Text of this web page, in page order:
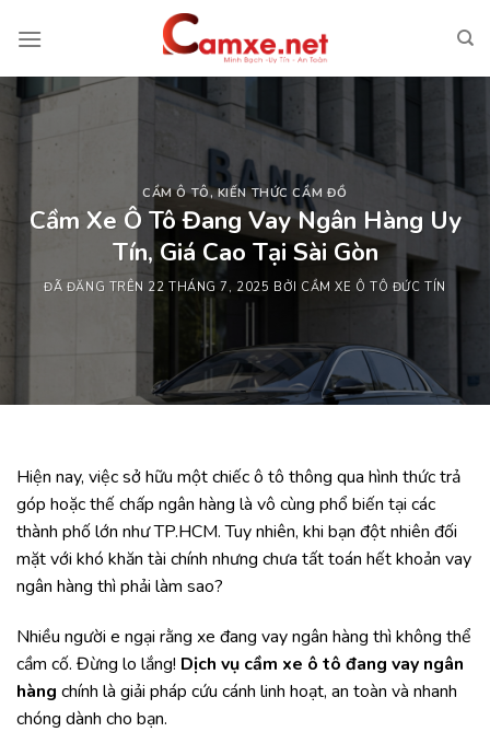
đến
dung
CẦM Ô TÔ,KIẾN THỨC CẦM ĐỒ
Cầm Xe Ô Tô Đang Vay Ngân Hàng Uy
Tín, Giá Cao Tại Sài Gòn
ĐÃ ĐĂNG TRÊN 22 THÁNG 7, 2025 BỞI CẦM XE Ô TÔ ĐỨC TÍN
Hiện nay, việc sở hữu một chiếc ô tô thông qua hình thức trả
góp hoặc thế chấp ngân hàng là vô cùng phổ biến tại các
thành phố lớn như TP.HCM. Tuy nhiên, khi bạn đột nhiên đối
mặt với khó khăn tài chính nhưng chưa tất toán hết khoản vay
ngân hàng thì phải làm sao?
Nhiều người e ngại rằng xe đang vay ngân hàng thì không thể
cầm cố. Đừng lo lắng! Dịch vụ cầm xe ô tô đang vay ngân
hàng chính là giải pháp cứu cánh linh hoạt, an toàn và nhanh
chóng dành cho bạn.